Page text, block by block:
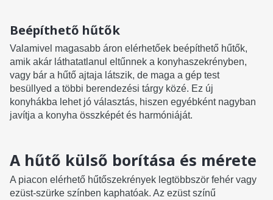
Beépíthető hűtők
Valamivel magasabb áron elérhetőek beépíthető hűtők,
amik akár láthatatlanul eltűnnek a konyhaszekrényben,
vagy bár a hűtő ajtaja látszik, de maga a gép test
besüllyed a többi berendezési tárgy közé. Ez új
konyhákba lehet jó választás, hiszen egyébként nagyban
javítja a konyha összképét és harmóniáját.
A hűtő külső borítása és mérete
A piacon elérhető hűtőszekrények legtöbbször fehér vagy
ezüst-szürke színben kaphatóak. Az ezüst színű